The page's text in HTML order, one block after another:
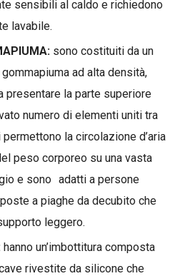
sensibili al caldo e richiedono
lavabile.
sono costituiti da un
ad alta densità,
presentare la parte superiore
numero di elementi uniti tra
la circolazione d’aria
peso corporeo su una vasta
e sono adatti a persone
a piaghe da decubito che
leggero.
hanno un’imbottitura composta
rivestite da silicone che